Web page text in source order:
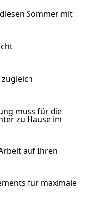
Sommer mit
muss für die
zu Hause im
auf Ihren
für maximale